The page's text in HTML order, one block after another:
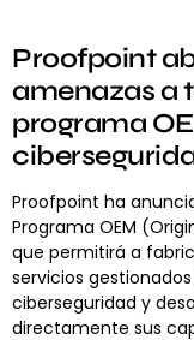
Proofpoint
amenazas a
programa
Proofpoint ha
Programa OEM
que permitirá a
servicios
ciberseguridad y
directamente sus